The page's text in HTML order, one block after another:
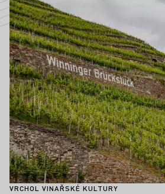
Nejdůležitější prvky
VRCHOL VINAŘSKÉ KULTURY
Zjistěte více